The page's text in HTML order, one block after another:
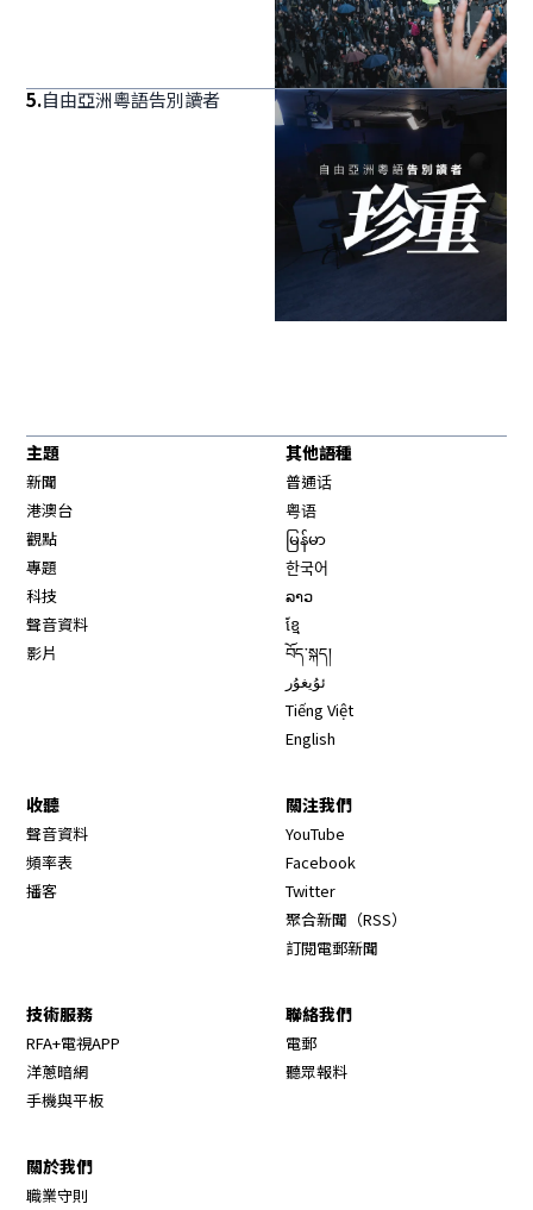
5.自由亞洲粵語告別讀者
主題
新聞
港澳台
觀點
專題
科技
聲音資料
影片
其他語種
普通话
粤语
မြန်မာ
한국어
ລາວ
ខ្មែ
བོད་སྐད།
ئۇيغۇر
Tiếng Việt
English
收聽
聲音資料
頻率表
播客
關注我們
YouTube
Facebook
Twitter
聚合新聞（RSS）
訂閱電郵新聞
技術服務
RFA+電視APP
洋蔥暗網
手機與平板
聯絡我們
電郵
聽眾報料
關於我們
職業守則